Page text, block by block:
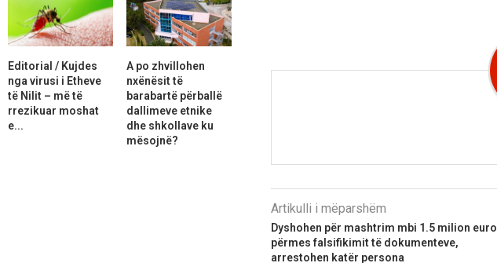
Artikulli i mëparshëm
Dyshohen për mashtrim mbi 1.5 milion euro
përmes falsifikimit të dokumenteve,
arrestohen katër persona
Editorial / Kujdes
nga virusi i Etheve
të Nilit – më të
rrezikuar moshat
e...
A po zhvillohen
nxënësit të
barabartë përballë
dallimeve etnike
dhe shkollave ku
mësojnë?